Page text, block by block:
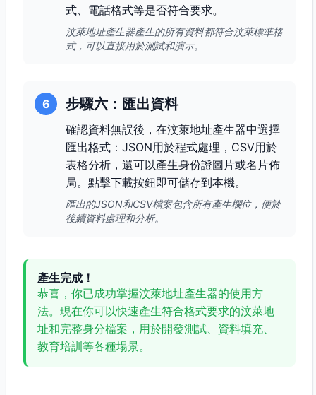
式、電話格式等是否符合要求。
汶萊地址產生器產生的所有資料都符合汶萊標準格
式，可以直接用於測試和演示。
6 步驟六：匯出資料
確認資料無誤後，在汶萊地址產生器中選擇
匯出格式：JSON用於程式處理，CSV用於
表格分析，還可以產生身份證圖片或名片佈
局。點擊下載按鈕即可儲存到本機。
匯出的JSON和CSV檔案包含所有產生欄位，便於
後續資料處理和分析。
產生完成！
恭喜，你已成功掌握汶萊地址產生器的使用方
法。現在你可以快速產生符合格式要求的汶萊地
址和完整身分檔案，用於開發測試、資料填充、
教育培訓等各種場景。